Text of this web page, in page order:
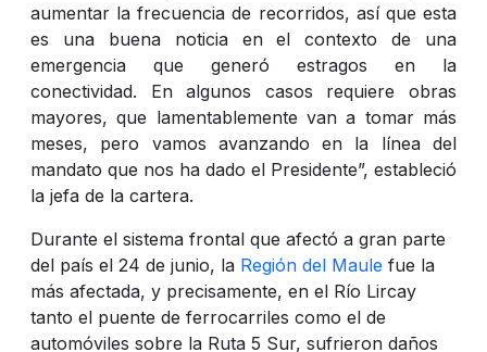
aumentar la frecuencia de recorridos, así que esta
es una buena noticia en el contexto de una
emergencia que generó estragos en la
conectividad. En algunos casos requiere obras
mayores, que lamentablemente van a tomar más
meses, pero vamos avanzando en la línea del
mandato que nos ha dado el Presidente”, estableció
la jefa de la cartera.
Durante el sistema frontal que afectó a gran parte
del país el 24 de junio, la Región del Maule fue la
más afectada, y precisamente, en el Río Lircay
tanto el puente de ferrocarriles como el de
automóviles sobre la Ruta 5 Sur, sufrieron daños